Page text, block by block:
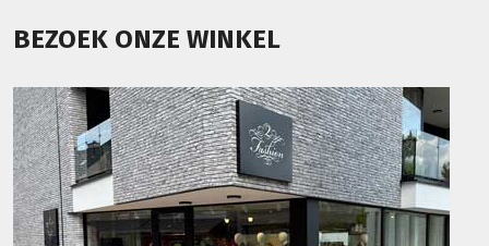
BEZOEK ONZE WINKEL